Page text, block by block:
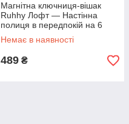
Магнітна ключниця-вішак
Ruhhy Лофт — Настінна
полиця в передпокій на 6
гачків: металева, чорна
матова (24.5 см)
Немає в наявності
489 ₴